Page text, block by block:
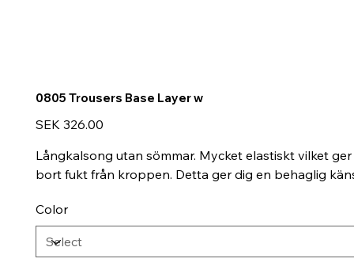
0805 Trousers Base Layer w
Price
SEK 326.00
Långkalsong utan sömmar. Mycket elastiskt vilket
bort fukt från kroppen. Detta ger dig en behaglig
Color